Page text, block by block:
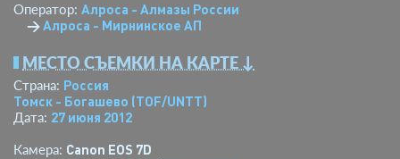
Оператор: Алроса - Алмазы России
→Алроса - Мирнинское АП
МЕСТО СЪЕМКИ НА КАРТЕ ↓
Страна: Россия
Томск - Богашево (TOF/UNTT)
Дата: 27 июня 2012
Камера: Canon EOS 7D